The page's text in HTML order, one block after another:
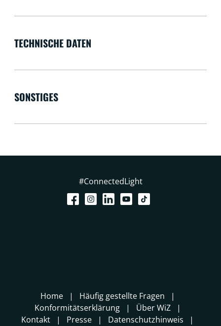
TECHNISCHE DATEN
SONSTIGES
#ConnectedLight
Home
Häufig gestellte Fragen
Konformitätserklärung
Über WiZ
Kontakt
Presse
Datenschutzhinweis